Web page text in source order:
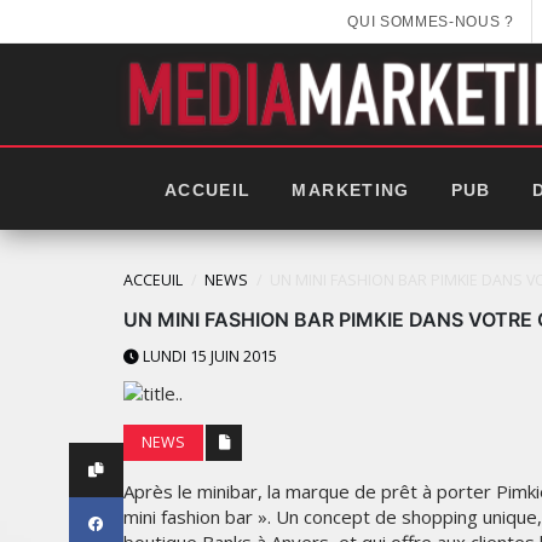
QUI SOMMES-NOUS ?
ACCUEIL MARKETING PUB
ACCEUIL NEWS
UN MINI FASHION BAR PIMKIE DANS
LUNDI 15 JUIN 2015
NEWS
Après le minibar, la marque de prêt à porter
mini fashion bar ». Un concept de shopping
2025: